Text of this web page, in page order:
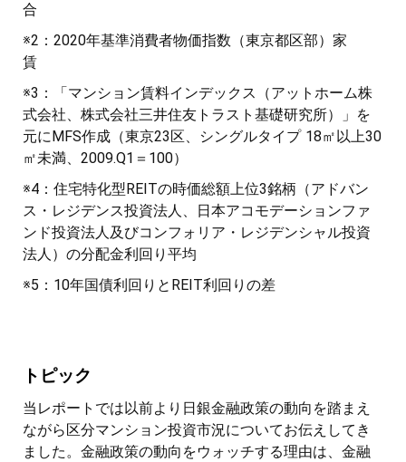
合
※2：2020年基準消費者物価指数（東京都区部）家
賃
※3：「マンション賃料インデックス（アットホーム株
式会社、株式会社三井住友トラスト基礎研究所）」を
元にMFS作成（東京23区、シングルタイプ 18㎡以上30
㎡未満、2009.Q1＝100）
※4：住宅特化型REITの時価総額上位3銘柄（アドバン
ス・レジデンス投資法人、日本アコモデーションファ
ンド投資法人及びコンフォリア・レジデンシャル投資
法人）の分配金利回り平均
※5：10年国債利回りとREIT利回りの差
トピック
当レポートでは以前より日銀金融政策の動向を踏まえ
ながら区分マンション投資市況についてお伝えしてき
ました。金融政策の動向をウォッチする理由は、金融